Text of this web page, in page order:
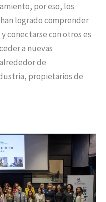
por eso, los
logrado comprender
conectarse con otros es
a nuevas
de
propietarios de